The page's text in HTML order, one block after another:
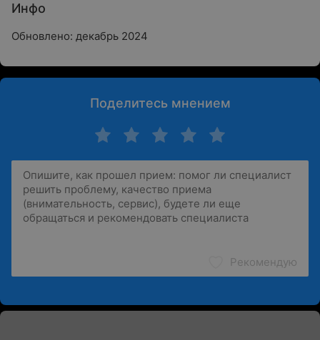
Инфо
Обновлено: декабрь 2024
Поделитесь мнением
Рекомендую